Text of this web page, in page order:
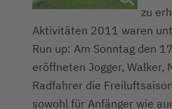
zu
Aktivitäten 2011 waren
Run up: Am Sonntag den
eröffneten Jogger, Walker,
Radfahrer die
sowohl für Anfänger wie